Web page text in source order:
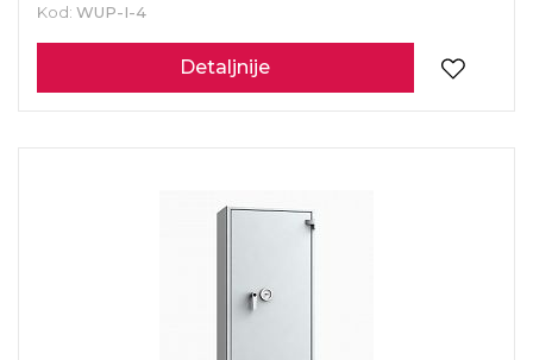
Kod: WUP-I-4
Detaljnije